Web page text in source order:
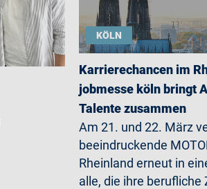
KÖLN
Karrierechancen im
jobmesse köln bringt
Talente zusammen
Am 21. und 22. März
beeindruckende
Rheinland erneut in
alle, die ihre berufliche